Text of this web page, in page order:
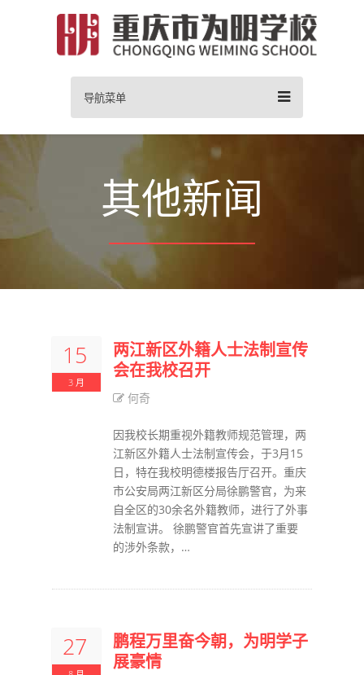
导航菜单
其他新闻
15
3 月
两江新区外籍人士法制宣传
会在我校召开
何奇
因我校长期重视外籍教师规范管理，两
江新区外籍人士法制宣传会，于3月15
日，特在我校明德楼报告厅召开。重庆
市公安局两江新区分局徐鹏警官，为来
自全区的30余名外籍教师，进行了外事
法制宣讲。 徐鹏警官首先宣讲了重要
的涉外条款，…
27
鹏程万里奋今朝，为明学子
展豪情